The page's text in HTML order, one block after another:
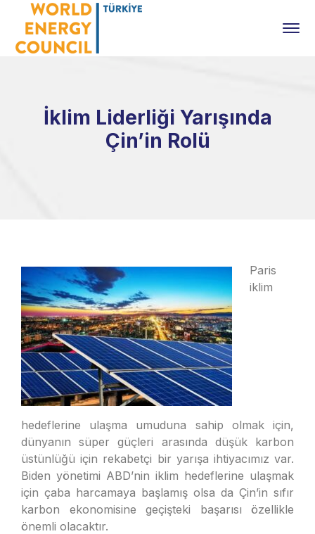
İklim Liderliği Yarışında
Çin’in Rolü
Paris
iklim
hedeflerine ulaşma umuduna sahip olmak için,
dünyanın süper güçleri arasında düşük karbon
üstünlüğü için rekabetçi bir yarışa ihtiyacımız var.
Biden yönetimi ABD’nin iklim hedeflerine ulaşmak
için çaba harcamaya başlamış olsa da Çin’in sıfır
karbon ekonomisine geçişteki başarısı özellikle
önemli olacaktır.